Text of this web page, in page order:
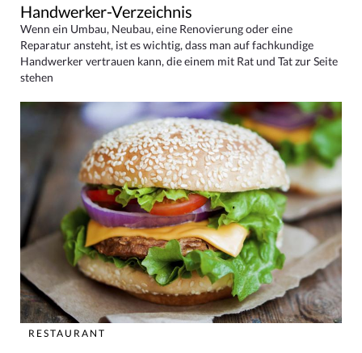
Handwerker-Verzeichnis
Wenn ein Umbau, Neubau, eine Renovierung oder eine
Reparatur ansteht, ist es wichtig, dass man auf fachkundige
Handwerker vertrauen kann, die einem mit Rat und Tat zur Seite
stehen
RESTAURANT